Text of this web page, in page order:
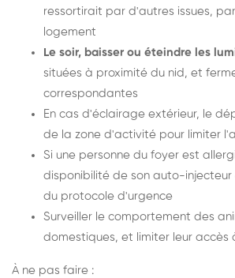
ressortirait par d'autres issues,
logement
Le soir, baisser ou éteindre les
situées à proximité du nid, et
correspondantes
En cas d'éclairage extérieur, le
de la zone d'activité pour limiter
Si une personne du foyer est
disponibilité de son auto-injecteur
du protocole d'urgence
Surveiller le comportement des
domestiques, et limiter leur accès
À ne pas faire :